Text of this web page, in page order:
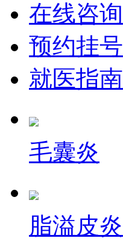
在线咨询
预约挂号
就医指南
毛囊炎
脂溢皮炎